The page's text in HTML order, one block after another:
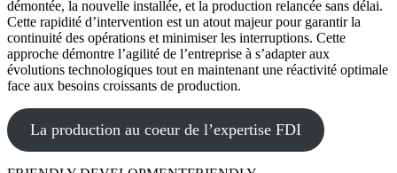
démontée, la nouvelle installée, et la production relancée sans délai.
Cette rapidité d’intervention est un atout majeur pour garantir la
continuité des opérations et minimiser les interruptions. Cette
approche démontre l’agilité de l’entreprise à s’adapter aux
évolutions technologiques tout en maintenant une réactivité optimale
face aux besoins croissants de production.
La production au coeur de l’expertise FDI